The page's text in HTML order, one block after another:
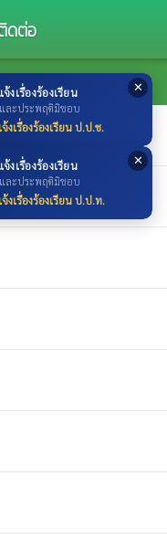
✕
งเรื่องร้องเรียน
และประพฤติมิชอบ
งเรื่องร้องเรียน ป.ป.ช.
✕
งเรื่องร้องเรียน
และประพฤติมิชอบ
งเรื่องร้องเรียน ป.ป.ท.
ดต่อ